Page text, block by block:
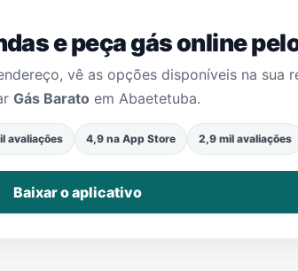
e peça gás online
vê as opções disponíveis na
Gás Barato em Abaetetuba.
avaliações 4,9 na App Store 2,9 mil avaliações
Baixar o aplicativo